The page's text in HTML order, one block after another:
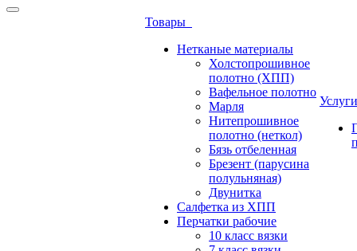
Товары
Нетканые материалы
Холстопрошивное
полотно (ХПП)
Вафельное полотно
Марля
Нитепрошивное
полотно (неткол)
Бязь отбеленная
Брезент (парусина
полульняная)
Двунитка
Салфетка из ХПП
Перчатки рабочие
10 класс вязки